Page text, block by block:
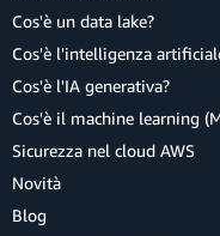
Cos'è un data lake?
Cos'è l'intelligenza
Cos'è l'IA generativa?
Cos'è il machine learning
Sicurezza nel cloud AWS
Novità
Blog